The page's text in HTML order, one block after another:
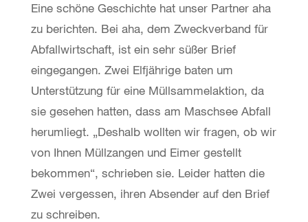
Eine schöne Geschichte hat unser Partner aha
zu berichten. Bei aha, dem Zweckverband für
Abfallwirtschaft, ist ein sehr süßer Brief
eingegangen. Zwei Elfjährige baten um
Unterstützung für eine Müllsammelaktion, da
sie gesehen hatten, dass am Maschsee Abfall
herumliegt. „Deshalb wollten wir fragen, ob wir
von Ihnen Müllzangen und Eimer gestellt
bekommen“, schrieben sie. Leider hatten die
Zwei vergessen, ihren Absender auf den Brief
zu schreiben.